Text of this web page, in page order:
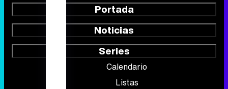
Portada
Noticias
Series
Calendario
Listas